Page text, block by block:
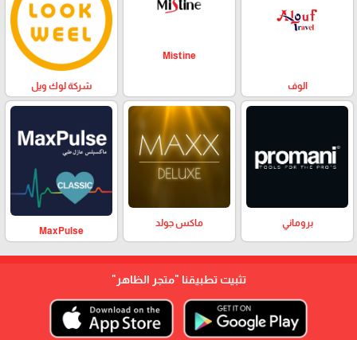
الوف
Mistine
شركة لوك ويل
بروماني ماكس جولد
MaxPulse
تثبيت تطبيقنا "متجر الظاهر"